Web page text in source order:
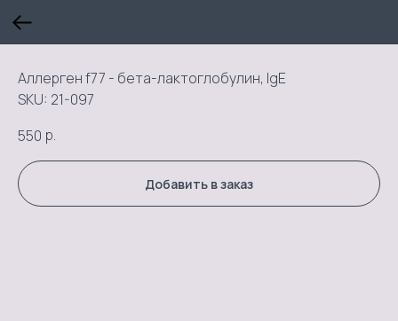
Аллерген f77 - бета-лактоглобулин, IgE
SKU: 21-097
550 р.
Добавить в заказ